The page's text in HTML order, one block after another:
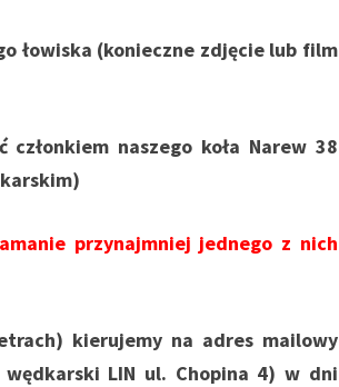
łowiska (konieczne zdjęcie lub film
naszego koła Narew 38
przynajmniej jednego z nich
kierujemy na adres mailowy
LIN ul. Chopina 4) w dni